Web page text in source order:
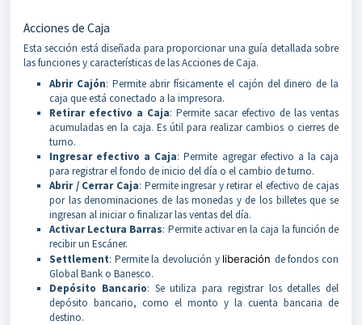
Acciones de Caja
Esta sección está diseñada para proporcionar una guía detallada sobre
las funciones y características de las Acciones de Caja.
Abrir Cajón: Permite abrir físicamente el cajón del dinero de la
caja que está conectado a la impresora.
Retirar efectivo a Caja: Permite sacar efectivo de las ventas
acumuladas en la caja. Es útil para realizar cambios o cierres de
turno.
Ingresar efectivo a Caja: Permite agregar efectivo a la caja
para registrar el fondo de inicio del día o el cambio de turno.
Abrir / Cerrar Caja: Permite ingresar y retirar el efectivo de cajas
por las denominaciones de las monedas y de los billetes que se
ingresan al iniciar o finalizar las ventas del día.
Activar Lectura Barras: Permite activar en la caja la función de
recibir un Escáner.
Settlement: Permite la devolución y liberación de fondos con
Global Bank o Banesco.
Depósito Bancario: Se utiliza para registrar los detalles del
depósito bancario, como el monto y la cuenta bancaria de
destino.